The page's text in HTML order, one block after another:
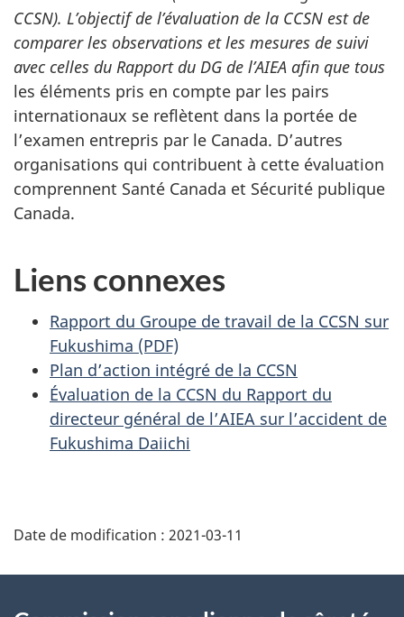
CCSN). L’objectif de l’évaluation de la CCSN est de
comparer les observations et les mesures de suivi
avec celles du Rapport du DG de l’AIEA afin que tous
les éléments pris en compte par les pairs
internationaux se reflètent dans la portée de
l’examen entrepris par le Canada. D’autres
organisations qui contribuent à cette évaluation
comprennent Santé Canada et Sécurité publique
Canada.
Liens connexes
Rapport du Groupe de travail de la CCSN sur
Fukushima (PDF)
Plan d’action intégré de la CCSN
Évaluation de la CCSN du Rapport du
directeur général de l’AIEA sur l’accident de
Fukushima Daiichi
é
Date de modification : 2021-03-11